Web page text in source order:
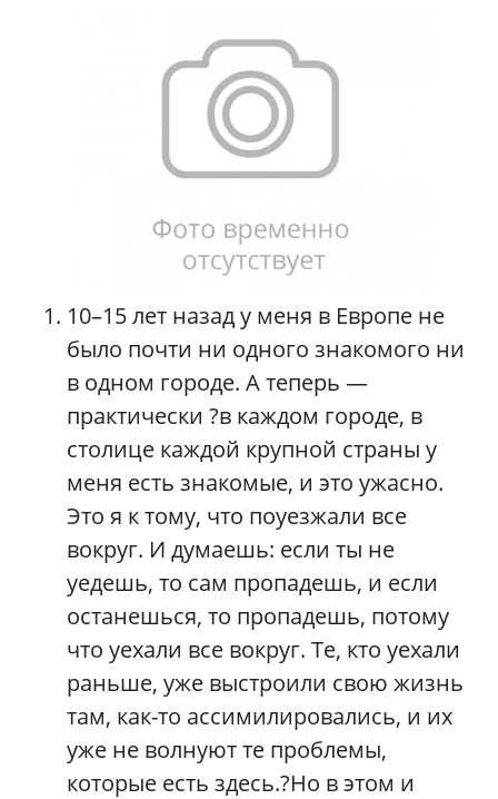
10–15 лет назад у меня в Европе не
было почти ни одного знакомого ни
в одном городе. А теперь —
практически ?в каждом городе, в
столице каждой крупной страны у
меня есть знакомые, и это ужасно.
Это я к тому, что поуезжали все
вокруг. И думаешь: если ты не
уедешь, то сам пропадешь, и если
останешься, то пропадешь, потому
что уехали все вокруг. Те, кто уехали
раньше, уже выстроили свою жизнь
там, как-то ассимилировались, и их
уже не волнуют те проблемы,
которые есть здесь.?Но в этом и